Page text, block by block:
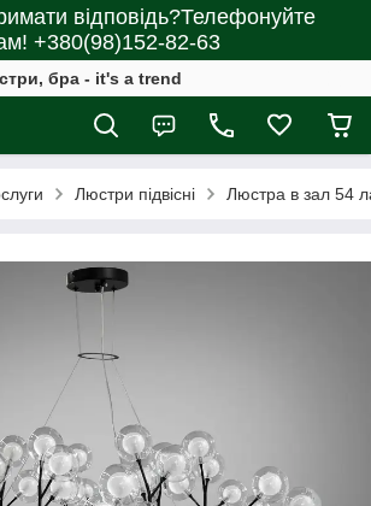
відповідь?Телефонуйте
+380(98)152-82-63
бра - it's a trend
Люстри підвісні Люстра в зал 54